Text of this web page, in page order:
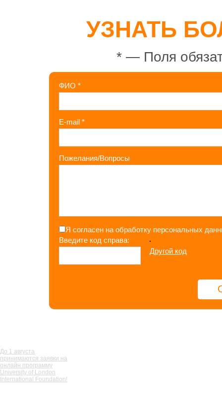
УЗНАТЬ
*— Поля
ФИО *
E-mail *
Пожелания/Вопросы
Я согласен на обработку персональных
Введите код справа:
Другой код
До 1 августа
принимаются заявки на
онлайн программу
University of London
International Foundation!